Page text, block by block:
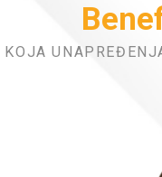
KOJA